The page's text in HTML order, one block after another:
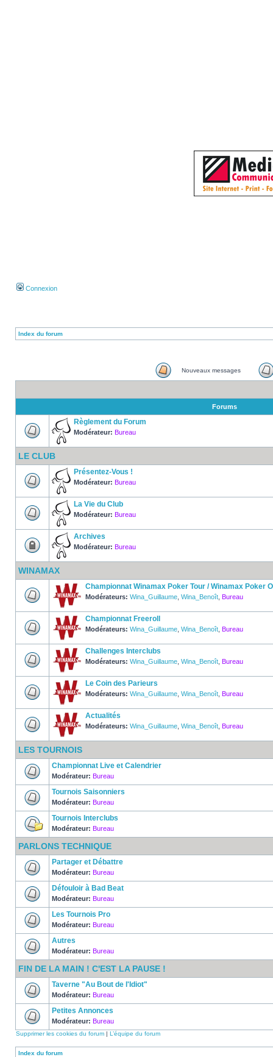
Connexion
Index du forum
Nouveaux messages
Forums
Règlement du Forum
Modérateur: Bureau
LE CLUB
Présentez-Vous !
Modérateur: Bureau
La Vie du Club
Modérateur: Bureau
Archives
Modérateur: Bureau
WINAMAX
Championnat Winamax Poker Tour / Winamax Poker
Modérateurs: Wina_Guillaume Wina_Benoît Bureau
Championnat Freeroll
Modérateurs: Wina_Guillaume Wina_Benoît Bureau
Challenges Interclubs
Modérateurs: Wina_Guillaume Wina_Benoît Bureau
Le Coin des Parieurs
Modérateurs: Wina_Guillaume Wina_Benoît Bureau
Actualités
Modérateurs: Wina_Guillaume Wina_Benoît Bureau
LES TOURNOIS
Championnat Live et Calendrier
Modérateur: Bureau
Tournois Saisonniers
Modérateur: Bureau
Tournois Interclubs
Modérateur: Bureau
PARLONS TECHNIQUE
Partager et Débattre
Modérateur: Bureau
Défouloir à Bad Beat
Modérateur: Bureau
Les Tournois Pro
Modérateur: Bureau
Autres
Modérateur: Bureau
FIN DE LA MAIN ! C'EST LA PAUSE !
Taverne "Au Bout de l'Idiot"
Modérateur: Bureau
Petites Annonces
Modérateur: Bureau
Supprimer les cookies du forum | L’équipe du forum
Index du forum